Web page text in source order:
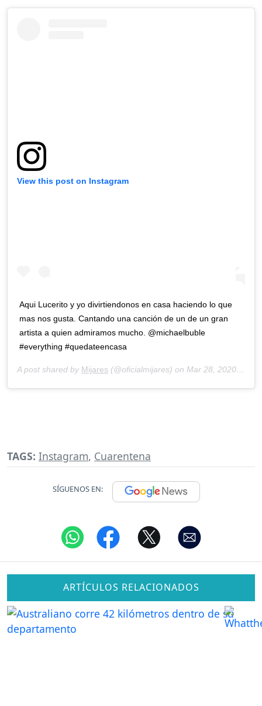
View this post on Instagram
Aqui Lucerito y yo divirtiendonos en casa haciendo lo que
mas nos gusta. Cantando una canción de un de un gran
artista a quien admiramos mucho. @michaelbuble
#everything #quedateencasa
A post shared by Mijares (@oficialmijares) on Mar 28, 2020 at 10:16am PDT
TAGS: Instagram, Cuarentena
SÍGUENOS EN:
ARTÍCULOS RELACIONADOS